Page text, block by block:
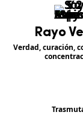
Rayo
Verdad, curación,